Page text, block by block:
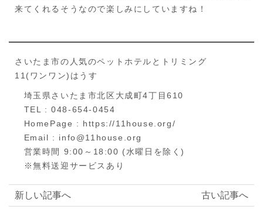
来てくれるそうなので楽しみにしていますね！
さいたま市の人気のペットホテルとトリミング
11(ワンワン)はうす
埼玉県さいたま市北区大成町4丁目610
TEL : 048-654-0454
HomePage : https://11house.org/
Email : info@11house.org
営業時間 9:00～18:00 (水曜日を除く)
※無料送迎サービスあり
古い記事へ
新しい記事へ